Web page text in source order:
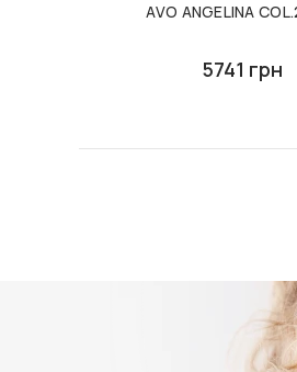
AVO ANGELINA
5741 грн